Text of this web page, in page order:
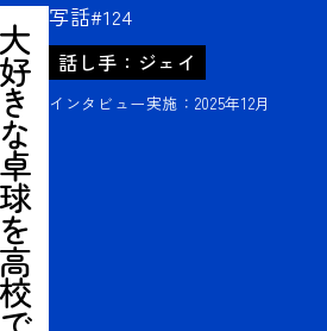
写話#124
話し手：ジェイ
インタビュー実施：2025年12月